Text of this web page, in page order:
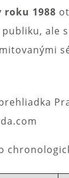
roku 1988
ale